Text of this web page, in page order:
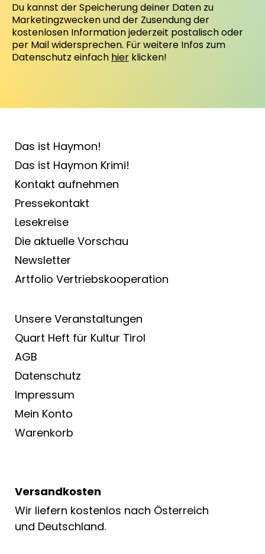
Du kannst der Speicherung deiner Daten zu
Marketingzwecken und der Zusendung der
kostenlosen Information jederzeit postalisch oder
per Mail widersprechen. Für weitere Infos zum
Datenschutz einfach hier klicken!
Das ist Haymon!
Das ist Haymon Krimi!
Kontakt aufnehmen
Pressekontakt
Lesekreise
Die aktuelle Vorschau
Newsletter
Artfolio Vertriebs­kooperation
Unsere Veranstaltungen
Quart Heft für Kultur Tirol
AGB
Datenschutz
Impressum
Mein Konto
Warenkorb
Versandkosten
Wir liefern kostenlos nach Österreich
und Deutschland.